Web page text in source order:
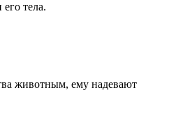
тела.
животным, ему надевают